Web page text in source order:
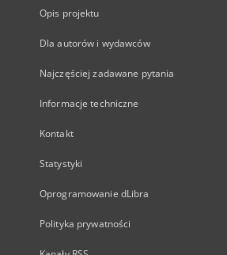
Opis projektu
Dla autorów i wydawców
Najczęściej zadawane pytania
Informacje techniczne
Kontakt
Statystyki
Oprogramowanie dLibra
Polityka prywatności